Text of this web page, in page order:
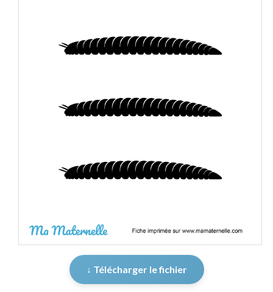
↓ Télécharger le fichier